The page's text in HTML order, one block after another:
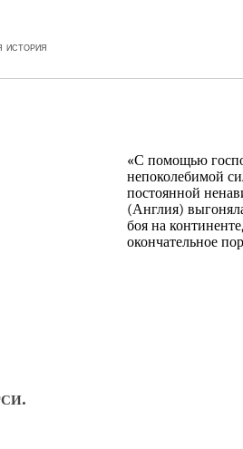
история
«С помощью
непоколебимой
постоянной
(Англия)
боя на
окончательное